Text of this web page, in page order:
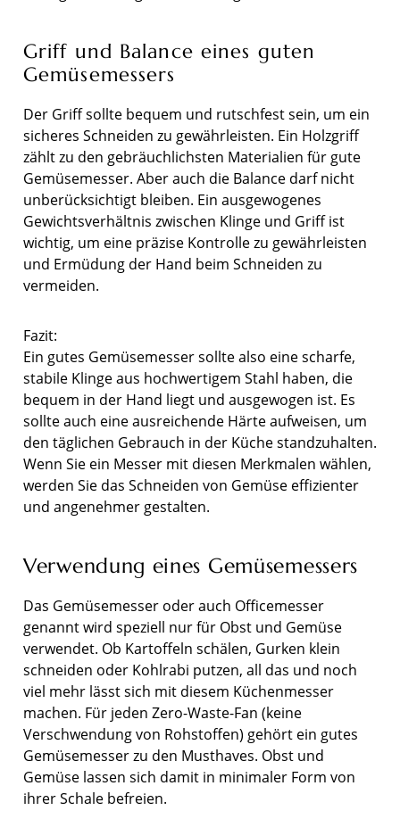
Griff und Balance eines guten
Gemüsemessers
Der Griff sollte bequem und rutschfest sein, um ein
sicheres Schneiden zu gewährleisten. Ein Holzgriff
zählt zu den gebräuchlichsten Materialien für gute
Gemüsemesser. Aber auch die Balance darf nicht
unberücksichtigt bleiben. Ein ausgewogenes
Gewichtsverhältnis zwischen Klinge und Griff ist
wichtig, um eine präzise Kontrolle zu gewährleisten
und Ermüdung der Hand beim Schneiden zu
vermeiden.
Fazit:
Ein gutes Gemüsemesser sollte also eine scharfe,
stabile Klinge aus hochwertigem Stahl haben, die
bequem in der Hand liegt und ausgewogen ist. Es
sollte auch eine ausreichende Härte aufweisen, um
den täglichen Gebrauch in der Küche standzuhalten.
Wenn Sie ein Messer mit diesen Merkmalen wählen,
werden Sie das Schneiden von Gemüse effizienter
und angenehmer gestalten.
Verwendung eines Gemüsemessers
Das Gemüsemesser oder auch Officemesser
genannt wird speziell nur für Obst und Gemüse
verwendet. Ob Kartoffeln schälen, Gurken klein
schneiden oder Kohlrabi putzen, all das und noch
viel mehr lässt sich mit diesem Küchenmesser
machen. Für jeden Zero-Waste-Fan (keine
Verschwendung von Rohstoffen) gehört ein gutes
Gemüsemesser zu den Musthaves. Obst und
Gemüse lassen sich damit in minimaler Form von
ihrer Schale befreien.